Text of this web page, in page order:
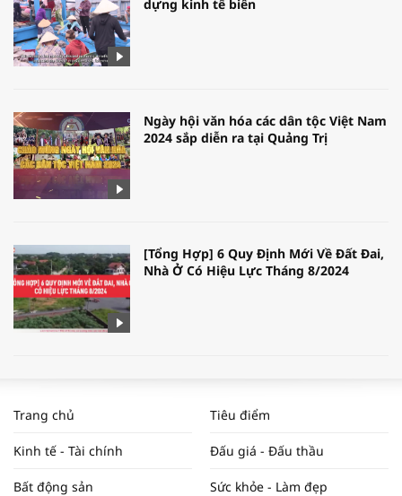
dựng kinh tế biển
Ngày hội văn hóa các dân tộc Việt Nam
2024 sắp diễn ra tại Quảng Trị
[Tổng Hợp] 6 Quy Định Mới Về Đất Đai,
Nhà Ở Có Hiệu Lực Tháng 8/2024
NAM NĂM 2024 VÀ NĂM 2025 | NHỊP
ĐẬP THỊ TRƯỜNG #62
Trang chủ Tiêu điểm
Kinh tế - Tài chính Đấu giá - Đấu thầu
Bất động sản Sức khỏe - Làm đẹp